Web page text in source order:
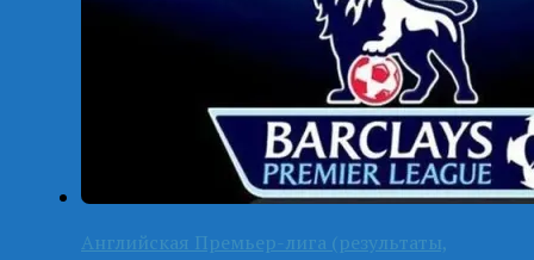
Английская Премьер-лига (результаты,